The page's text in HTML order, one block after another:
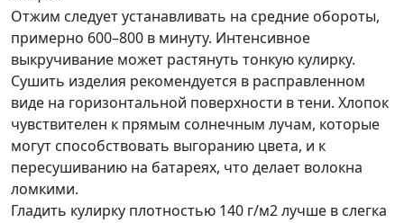
Отжим следует устанавливать на средние обороты,
примерно 600–800 в минуту. Интенсивное
выкручивание может растянуть тонкую кулирку.
Сушить изделия рекомендуется в расправленном
виде на горизонтальной поверхности в тени. Хлопок
чувствителен к прямым солнечным лучам, которые
могут способствовать выгоранию цвета, и к
пересушиванию на батареях, что делает волокна
ломкими.
Гладить кулирку плотностью 140 г/м2 лучше в слегка